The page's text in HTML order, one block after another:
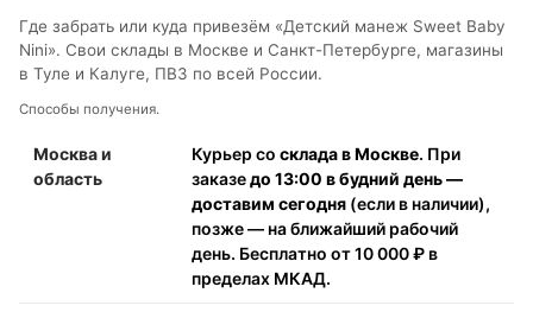
Где забрать или куда привезём «Детский манеж Sweet Baby
Nini». Свои склады в Москве и Санкт-Петербурге, магазины
в Туле и Калуге, ПВЗ по всей России.
Способы получения.
Москва и
область
Курьер со склада в Москве. При
заказедо 13:00 в будний день —
доставим сегодня (если в наличии),
позже — на ближайший рабочий
день. Бесплатно от 10 000 ₽ в
пределах МКАД.